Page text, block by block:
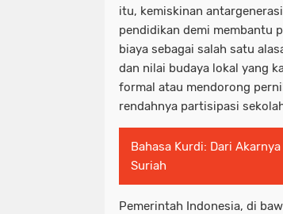
itu, kemiskinan
pendidikan demi membantu
biaya sebagai salah satu
dan nilai budaya lokal yang
formal atau mendorong
rendahnya partisipasi
Bahasa Kurdi: Dari
Suriah
Pemerintah Indonesia, di